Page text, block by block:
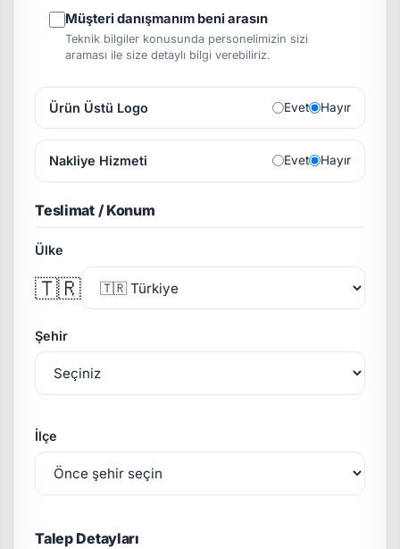
Müşteri danışmanım beni arasın
Teknik bilgiler konusunda personelimizin sizi
araması ile size detaylı bilgi verebiliriz.
Ürün Üstü Logo Evet Hayır
Nakliye Hizmeti Evet Hayır
Teslimat / Konum
Ülke
🇹🇷
Şehir
İlçe
Talep Detayları